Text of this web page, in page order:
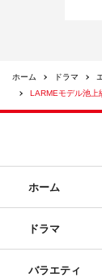
ホーム ドラマ
LARMEモデル池上
ホーム
ドラマ
バラエティ